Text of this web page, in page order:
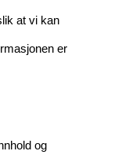
at vi kan
er
og